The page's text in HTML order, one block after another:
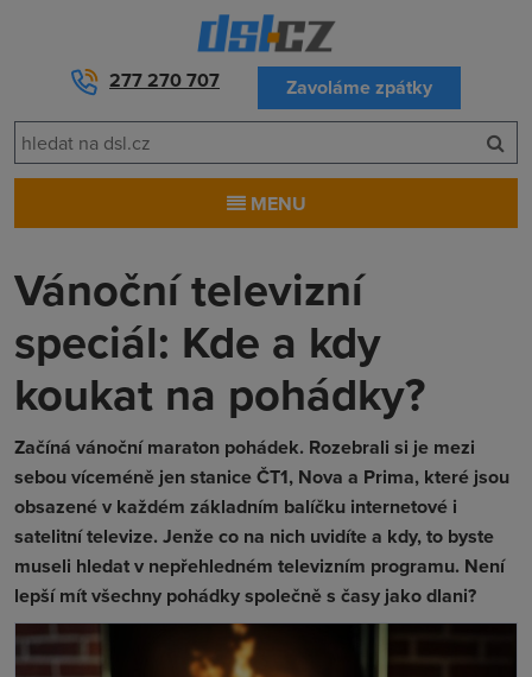
277 270 707 Zavoláme zpátky
MENU
Vánoční televizní
speciál: Kde a kdy
koukat na pohádky?
Začíná vánoční maraton pohádek. Rozebrali si je mezi
sebou víceméně jen stanice ČT1, Nova a Prima, které jsou
obsazené v každém základním balíčku internetové i
satelitní televize. Jenže co na nich uvidíte a kdy, to byste
museli hledat v nepřehledném televizním programu. Není
lepší mít všechny pohádky společně s časy jako dlani?